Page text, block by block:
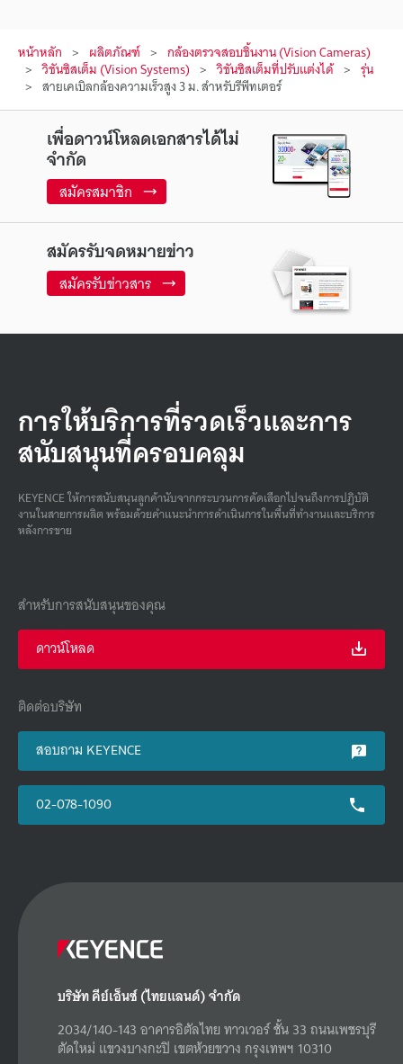
หน้าหลัก ผลิตภัณฑ์ กล้องตรวจสอบชิ้นงาน (Vision Cameras)
วิชันซิสเต็ม (Vision Systems) วิชันซิสเต็มที่ปรับแต่งได้ รุ่น
สายเคเบิลกล้องความเร็วสูง 3 ม. สำหรับรีพีทเตอร์
เพื่อดาวน์โหลดเอกสารได้ไม่
จำกัด
สมัครสมาชิก
สมัครรับจดหมายข่าว
สมัครรับข่าวสาร
การให้บริการที่รวดเร็วและการ
สนับสนุนที่ครอบคลุม
KEYENCE ให้การสนับสนุนลูกค้านับจากกระบวนการคัดเลือกไปจนถึงการปฏิบัติ
งานในสายการผลิต พร้อมด้วยคําแนะนําการดําเนินการในพื้นที่ทํางานและบริการ
หลังการขาย
สำหรับการสนับสนุนของคุณ
ดาวน์โหลด
ติดต่อบริษัท
สอบถาม KEYENCE
02-078-1090
บริษัท คีย์เอ็นซ์ (ไทยแลนด์) จำกัด
2034/140-143 อาคารอิตัลไทย ทาวเวอร์ ชั้น 33 ถนนเพชรบุรี
ตัดใหม่ แขวงบางกะปิ เขตห้วยขวาง กรุงเทพฯ 10310